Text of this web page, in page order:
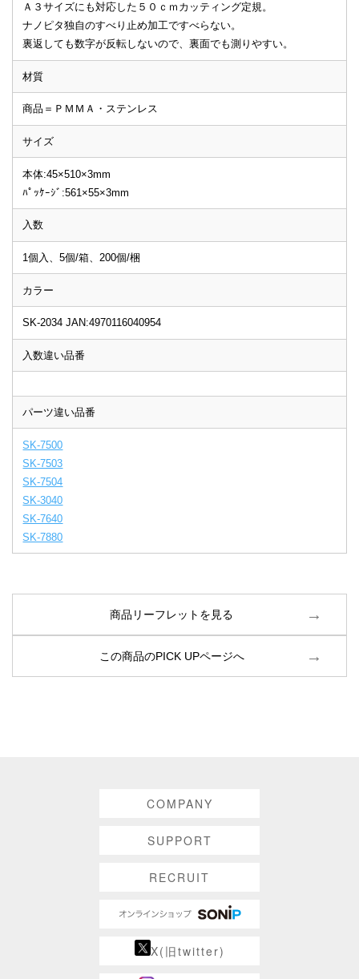
Ａ３サイズにも対応した５０ｃｍカッティング定規。
ナノピタ独自のすべり止め加工ですべらない。
裏返しても数字が反転しないので、裏面でも測りやすい。
材質
商品＝ＰＭＭＡ・ステンレス
サイズ
本体:45×510×3mm
ﾊﾟｯｹｰｼﾞ:561×55×3mm
入数
1個入、5個/箱、200個/梱
カラー
SK-2034 JAN:4970116040954
入数違い品番
パーツ違い品番
SK-7500
SK-7503
SK-7504
SK-3040
SK-7640
SK-7880
商品リーフレットを見る
この商品のPICK UPページへ
COMPANY
SUPPORT
RECRUIT
X(旧twitter)